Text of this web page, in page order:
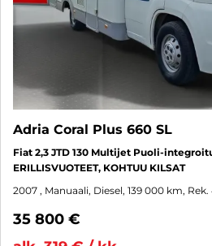
Adria Coral Plus 660 SL
Fiat 2,3 JTD 130 Multijet Puoli-
ERILLISVUOTEET, KOHTUU KILSAT
2007 , Manuaali, Diesel, 139 000 km,
35 800 €